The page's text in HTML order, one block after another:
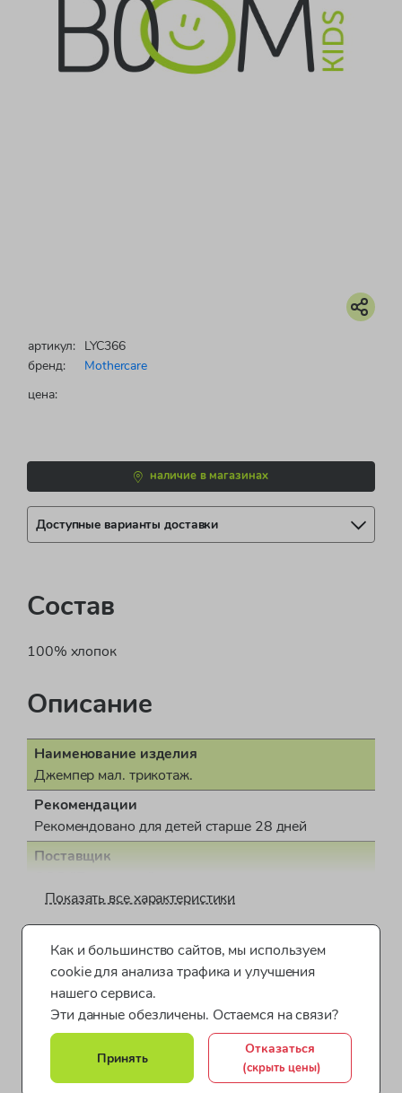
артикул: LYC366
бренд:
Mothercare
цена:
наличие в магазинах
Доступные варианты доставки
Состав
100% хлопок
Описание
Наименование изделия
Джемпер мал. трикотаж.
Рекомендации
Рекомендовано для детей старше 28 дней
Поставщик
Пол
для мальчика
Страна производства
Индия
Документ о соответствии
СЕАЭС RU C-GB.АЖ56.В.00204/20
Коллекция
WE ARE THE ROBOTS
Показать все характеристики
Одежда для мальчиков от 1 до 2 лет
Одежда для мальчиков от 2 до 4 лет
Одежда для мальчиков от 4 до 7 лет
Одежда для малышей Mothercare
Как и большинство сайтов, мы используем
cookie для анализа трафика и улучшения
нашего сервиса.
Эти данные обезличены. Остаемся на связи?
Принять
Отказаться
(скрыть цены)